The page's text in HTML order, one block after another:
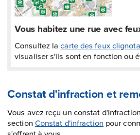
Vous habitez une rue avec
Consultez lacarte des feux
visualiser s'ils sont en fonction ou
Constat d'infraction et
Vous avez reçu un constat
section Constat d'infraction pour